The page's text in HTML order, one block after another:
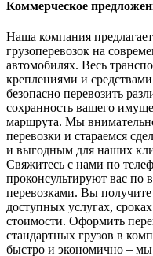
Коммерческое
Наша компания
грузоперевозок на
автомобилях. Весь
креплениями и
безопасно перевозить
сохранность вашего
маршрута. Мы
перевозки и стараемся
и выгодным для наших
Свяжитесь с нами по
проконсультируют вас по
перевозками. Вы
доступных услугах,
стоимости. Оформить
стандартных грузов в
быстро и экономично ‒